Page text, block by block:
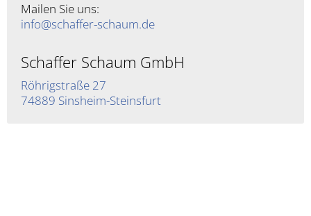
Mailen Sie uns:
info@schaffer-schaum.de
Schaffer Schaum GmbH
Röhrigstraße 27
74889 Sinsheim-Steinsfurt